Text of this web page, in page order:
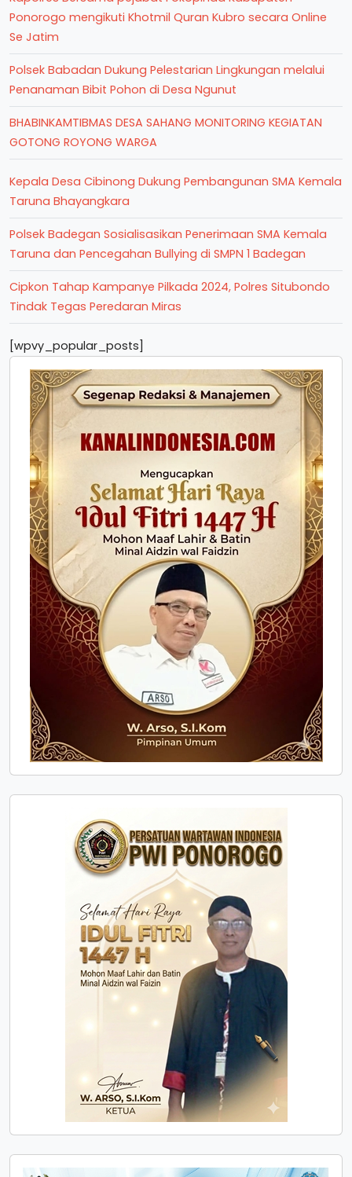
Ponorogo mengikuti Khotmil Quran Kubro secara Online
Se Jatim
Polsek Babadan Dukung Pelestarian Lingkungan melalui
Penanaman Bibit Pohon di Desa Ngunut
BHABINKAMTIBMAS DESA SAHANG MONITORING KEGIATAN
GOTONG ROYONG WARGA
Kepala Desa Cibinong Dukung Pembangunan SMA Kemala
Taruna Bhayangkara
Polsek Badegan Sosialisasikan Penerimaan SMA Kemala
Taruna dan Pencegahan Bullying di SMPN 1 Badegan
Cipkon Tahap Kampanye Pilkada 2024, Polres Situbondo
Tindak Tegas Peredaran Miras
[wpvy_popular_posts]